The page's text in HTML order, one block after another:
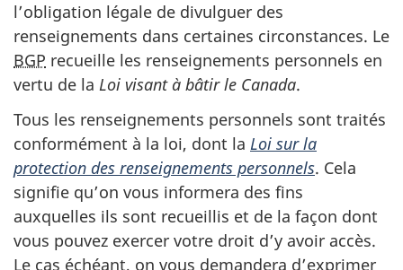
l’obligation légale de divulguer des
renseignements dans certaines circonstances. Le
BGP recueille les renseignements personnels en
vertu de la Loi visant à bâtir le Canada.
Tous les renseignements personnels sont traités
conformément à la loi, dont la Loi sur la
protection des renseignements personnels. Cela
signifie qu’on vous informera des fins
auxquelles ils sont recueillis et de la façon dont
vous pouvez exercer votre droit d’y avoir accès.
Le cas échéant, on vous demandera d’exprimer